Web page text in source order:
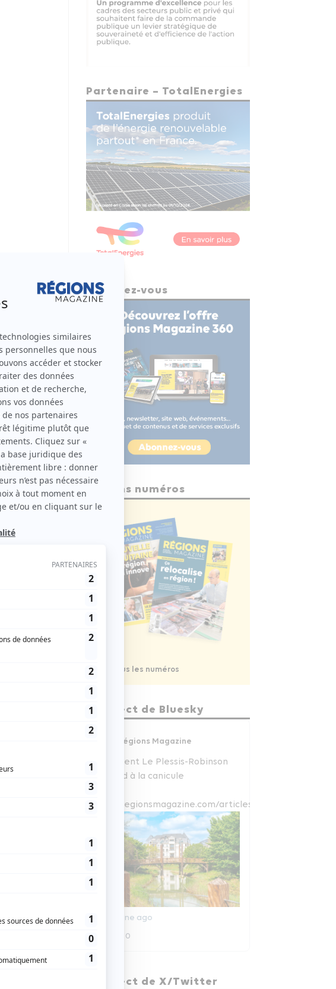
Partenaire – TotalEnergies
Abonnez-vous
Anciens numéros
Voir tous les numéros
En direct de Bluesky
Régions Magazine
Comment Le Plessis-Robinson
répond à la canicule
www.regionsmagazine.com/articles/com...
1 semaine ago
0
Régions Magazine
En direct de X/Twitter